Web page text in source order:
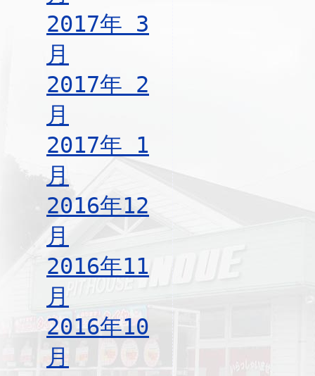
2017年 3
月
2017年 2
月
2017年 1
月
2016年12
月
2016年11
月
2016年10
月